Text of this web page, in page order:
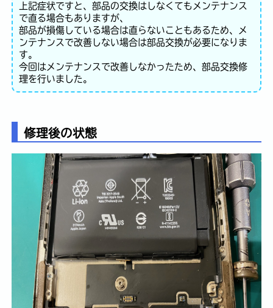
上記症状ですと、部品の交換はしなくてもメンテナンス
で直る場合もありますが、
部品が損傷している場合は直らないこともあるため、メ
ンテナンスで改善しない場合は部品交換が必要になりま
す。
今回はメンテナンスで改善しなかったため、部品交換修
理を行いました。
修理後の状態